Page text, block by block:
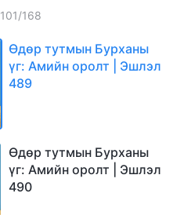
101/168
Өдөр тутмын Бурханы
үг: Амийн оролт | Эшлэл
489
Өдөр тутмын Бурханы
үг: Амийн оролт | Эшлэл
490